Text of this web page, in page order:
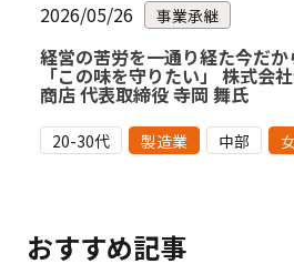
2026/05/26 事業承継
経営の苦労を一通り経た今だ
「この味を守りたい」 株式会
商店 代表取締役 寺岡 舞氏
20-30代 製造業 中部
おすすめ記事